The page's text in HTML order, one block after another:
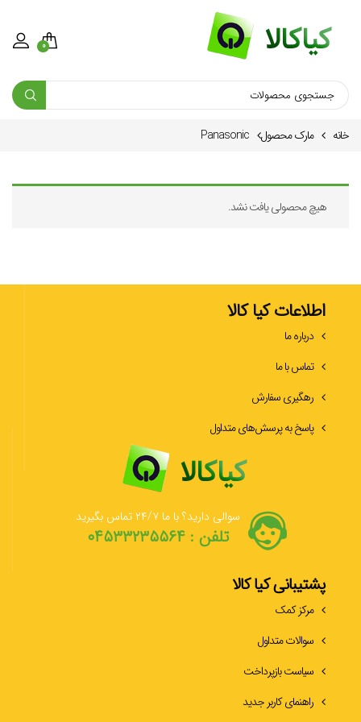
0
خانه مارک محصول Panasonic
هیچ محصولی یافت نشد.
اطلاعات کیا کالا
درباره ما
تماس با ما
رهگیری سفارش
پاسخ به پرسش‌های متداول
سوالی دارید؟ با ما ۲۴/۷ تماس بگیرید
تلفن : ۰۴۵۳۳۲۳۵۵۶۴
پشتیبانی کیا کالا
مرکز کمک
سوالات متداول
سیاست بازپرداخت
راهنمای کاربر جدید